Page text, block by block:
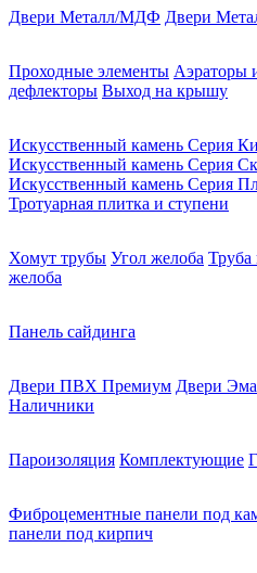
Двери Металл/МДФ Двери
Проходные элементы Аэраторы
дефлекторы Выход на крышу
Искусственный камень Серия
Искусственный камень Серия
Искусственный камень Серия
Тротуарная плитка и ступени
Хомут трубы Угол желоба Труба
желоба
Панель сайдинга
Двери ПВХ Премиум Двери
Наличники
Пароизоляция Комплектующие
Фиброцементные панели под
панели под кирпич